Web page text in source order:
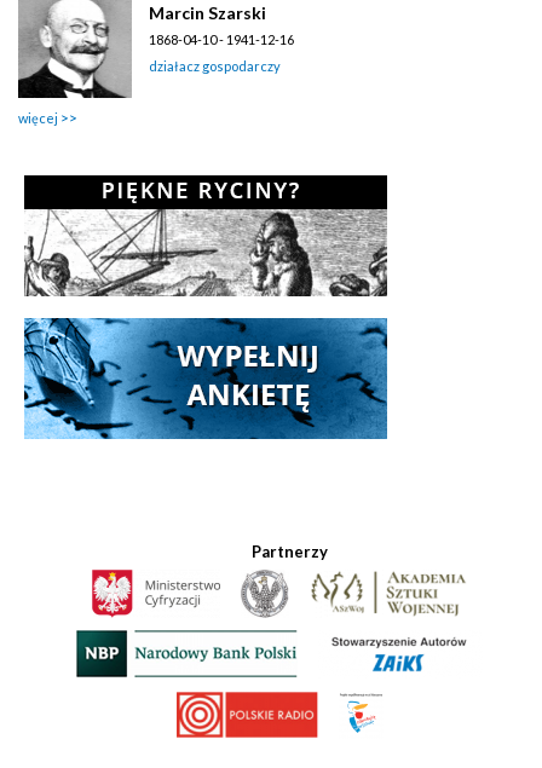
Marcin Szarski
1868-04-10 - 1941-12-16
działacz gospodarczy
więcej
Partnerzy